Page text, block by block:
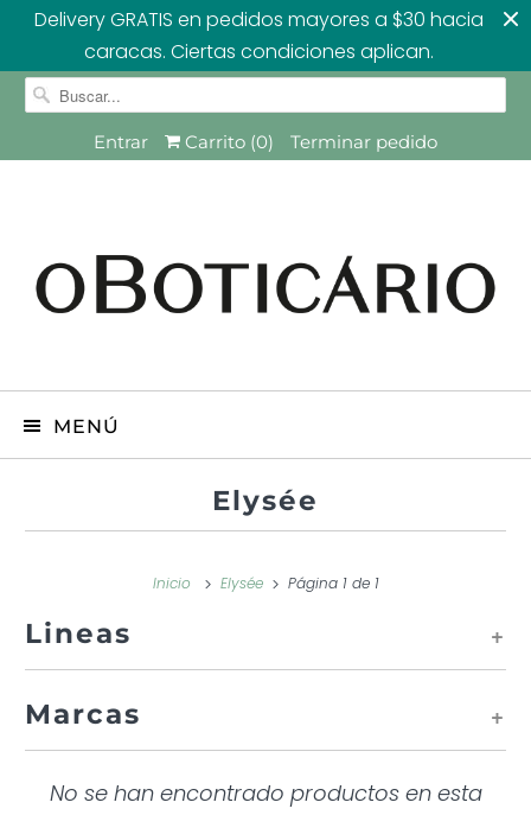
Delivery GRATIS en pedidos mayores a $30 hacia
caracas. Ciertas condiciones aplican.
Entrar Carrito (0) Terminar pedido
MENÚ
Elysée
Inicio Elysée Página 1 de 1
+
Lineas
+
Marcas
No se han encontrado productos en esta